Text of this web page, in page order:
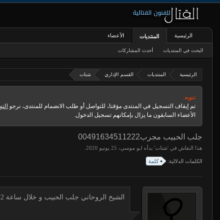
الرئيسية المنتديات القسم الإداري شتات
تنويه:
تم إيقاف التسجيل في المنتدى مؤقتا، للتواصل أو طلب الانضمام للمنتدى، نرجو
الأعضاء السابقون ما يزال بإمكانهم تسجيل الدخول.
جلب الحبيب مجرب00491634511222
هذا النقاش في 'شتات' بدأه ابو موسي،
الكلمات الدلالية: كلمة
الشيخ الروحاني جلب الحبيب و خلال ساعة 00491634511222 لجلب الحبيب
الرئيسية المنتديات
البحث في المنتديات أحدث المشاركات
الأعضاء